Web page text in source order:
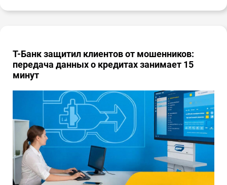
Т-Банк защитил клиентов от мошенников:
передача данных о кредитах занимает 15
минут